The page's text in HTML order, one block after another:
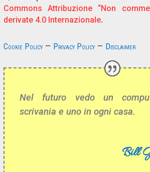
Commons Attribuzione “Non
derivate 4.0 Internazionale.
Cookie Policy– Privacy Policy– Disclaimer
Nel futuro vedo un
scrivania e uno in ogni casa.
Bill